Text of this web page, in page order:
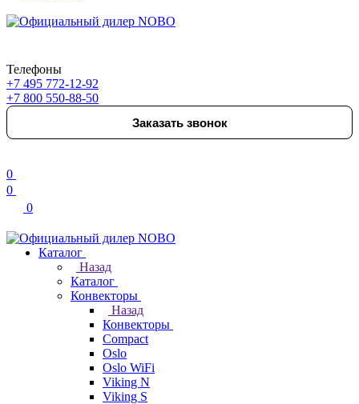
Телефоны
+7 495 772-12-92
+7 800 550-88-50
Заказать звонок
0
0
0
Каталог
Назад
Каталог
Конвекторы
Назад
Конвекторы
Compact
Oslo
Oslo WiFi
Viking N
Viking S